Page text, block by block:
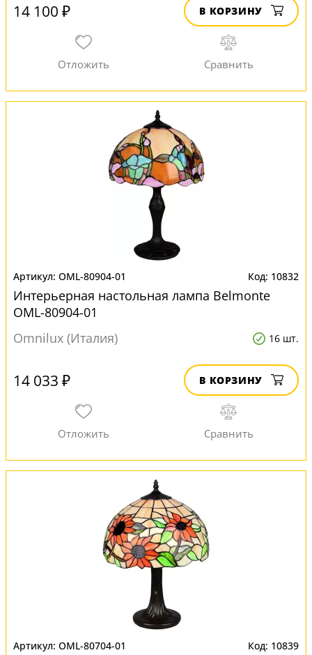
14 100 ₽ В КОРЗИНУ
OML-80904-01 10832
Интерьерная настольная лампа Belmonte
OML-80904-01
Omnilux (Италия)
16 шт.
14 033 ₽ В КОРЗИНУ
OML-80704-01 10839